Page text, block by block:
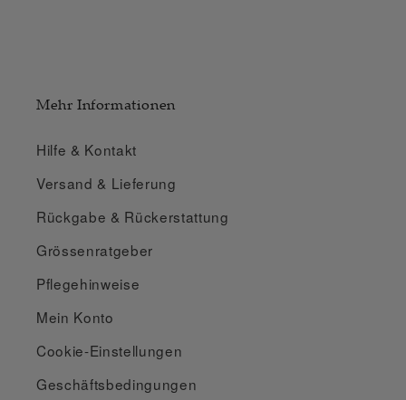
Mehr Informationen
Hilfe & Kontakt
Versand & Lieferung
Rückgabe & Rückerstattung
Grössenratgeber
Pflegehinweise
Mein Konto
Cookie-Einstellungen
Geschäftsbedingungen